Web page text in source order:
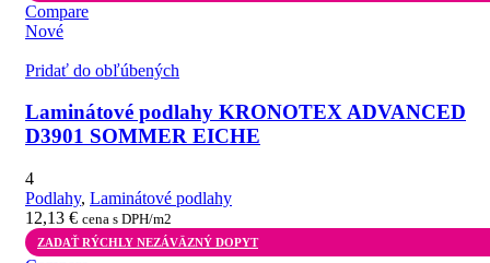
Compare
Nové
Pridať do obľúbených
Laminátové podlahy KRONOTEX ADVANCED
D3901 SOMMER EICHE
4
Podlahy, Laminátové podlahy
12,13 € cena s DPH/m2
ZADAŤ RÝCHLY NEZÁVÄZNÝ DOPYT